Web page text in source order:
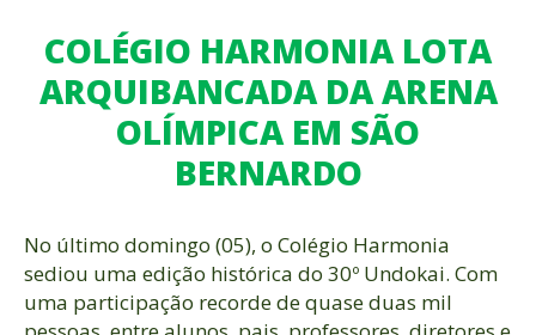
COLÉGIO HARMONIA LOTA
ARQUIBANCADA DA ARENA
OLÍMPICA EM SÃO
BERNARDO
No último domingo (05), o Colégio Harmonia
sediou uma edição histórica do 30º Undokai. Com
uma participação recorde de quase duas mil